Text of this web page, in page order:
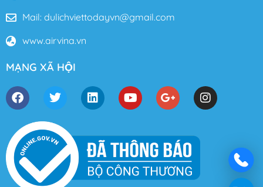
Mail: dulichviettodayvn@gmail.com
www.airvina.vn
MẠNG XÃ HỘI